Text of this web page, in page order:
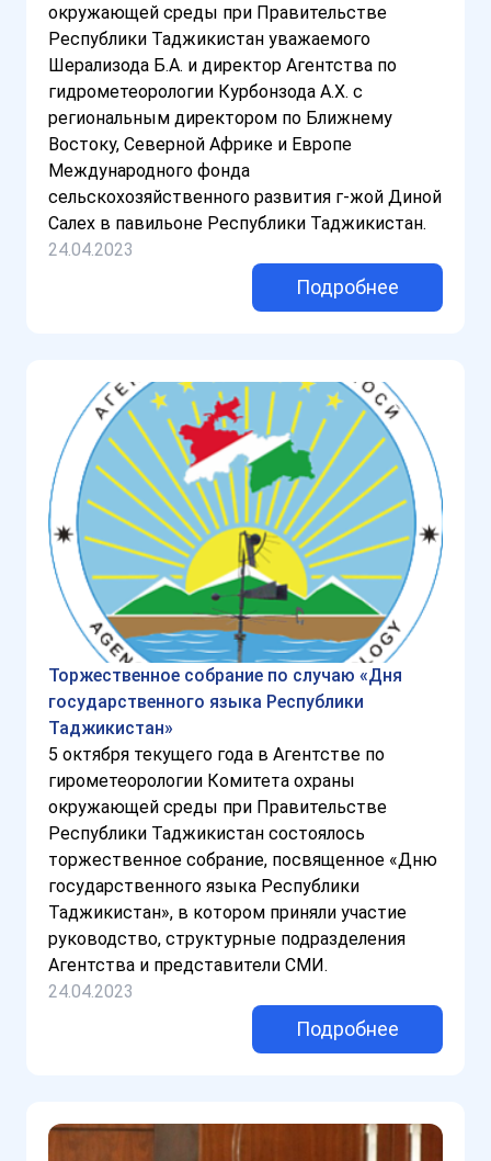
окружающей среды при Правительстве
Республики Таджикистан уважаемого
Шерализода Б.А. и директор Агентства по
гидрометеорологии Курбонзода А.Х. с
региональным директором по Ближнему
Востоку, Северной Африке и Европе
Международного фонда
сельскохозяйственного развития г-жой Диной
Салех в павильоне Республики Таджикистан.
24.04.2023
Подробнее
Торжественное собрание по случаю «Дня
государственного языка Республики
Таджикистан»
5 октября текущего года в Агентстве по
гирометеорологии Комитета охраны
окружающей среды при Правительстве
Республики Таджикистан состоялось
торжественное собрание, посвященное «Дню
государственного языка Республики
Таджикистан», в котором приняли участие
руководство, структурные подразделения
Агентства и представители СМИ.
24.04.2023
Подробнее